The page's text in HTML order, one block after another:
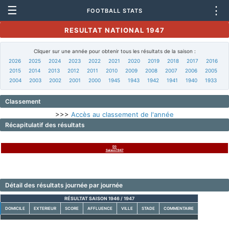
☰ FOOTBALL STATS ⋮
RESULTAT NATIONAL 1947
Cliquer sur une année pour obtenir tous les résultats de la saison :
2026
2025 2024 2023 2022 2021 2020 2019 2018 2017
2016
2015
2014 2013 2012 2011 2010 2009 2008 2007 2006
2005
2004
2003 2002 2001 2000 1945 1943 1942 1941 1940 1933
Classement
>>> Accès au classement de l'année
Récapitulatif des résultats
D3
Saison1947
Détail des résultats journée par journée
RÉSULTAT SAISON 1946 / 1947
DOMICILE EXTERIEUR SCORE AFFLUENCE VILLE STADE COMMENTAIRE